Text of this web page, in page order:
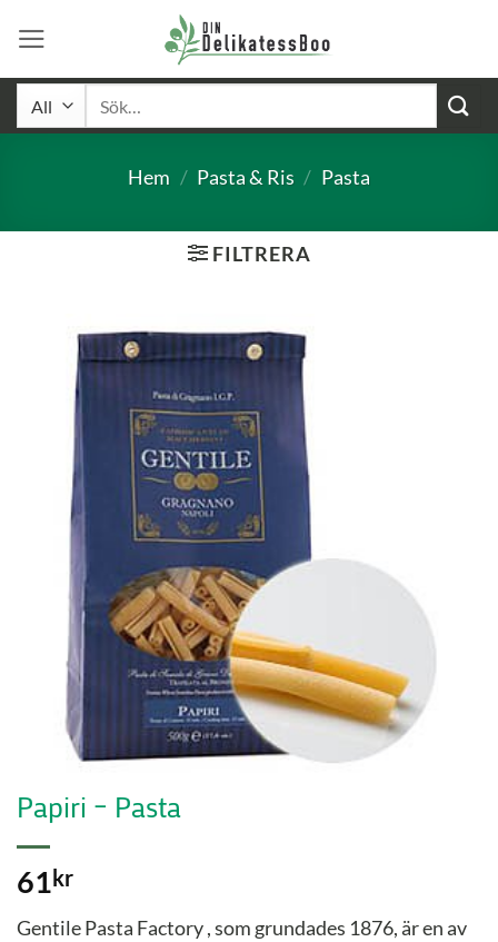
content
Hem / Pasta & Ris / Pasta
FILTRERA
Papiri – Pasta
61kr
Gentile Pasta Factory , som grundades 1876, är en av